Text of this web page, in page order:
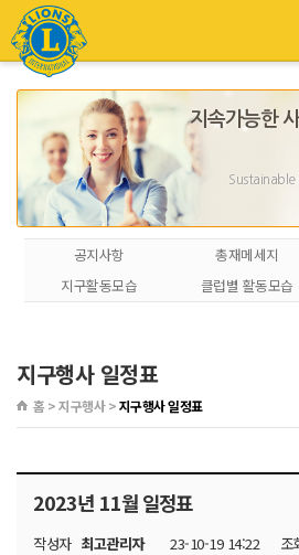
지속가능한
Sustainable
공지사항 총재메세지
지구활동모습
클럽별 활동모습
지구행사 일정표
홈 > 지구행사 >지구행사 일정표
2023년 11월 일정표
작성자 최고관리자 23-10-19 14:22 조